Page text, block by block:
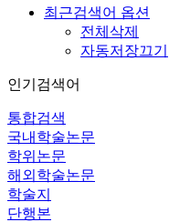
최근검색어 옵션
전체삭제
자동저장끄기
인기검색어
통합검색
국내학술논문
학위논문
해외학술논문
학술지
단행본